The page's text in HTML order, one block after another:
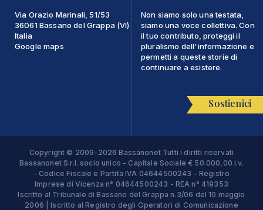
Via Orazio Marinali, 51/53
36061 Bassano del Grappa (VI)
Italia
Google maps
Non siamo solo una testata,
siamo una voce collettiva. Con
il tuo contributo, proteggi il
pluralismo dell'informazione e
permetti a queste storie di
continuare a esistere.
Sostienici
Copyright © 2009-2026 Bassanonet Tutti i diritti riservati
Bassanonet S.r.l. socio unico - Capitale Sociale € 50.000,00 i.v.
- Codice Fiscale e Partita IVA 04644500243 - Registro
Imprese di Vicenza n° 04644500243 - REA n° 419353
Iscritto al Tribunale di Bassano del Grappa n.3/06 del 10 maggio
2006 | Iscritto al Registro degli Operatori di Comunicazione